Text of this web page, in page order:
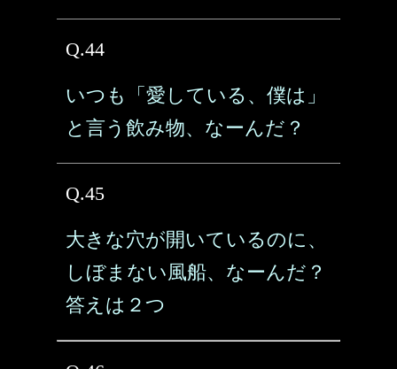
Q.44
いつも「愛している、僕は」
と言う飲み物、なーんだ？
Q.45
大きな穴が開いているのに、
しぼまない風船、なーんだ？
答えは２つ